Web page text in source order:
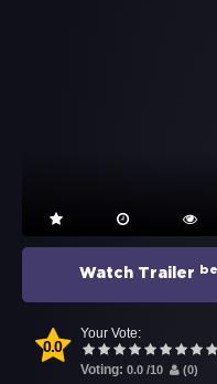
Watch Trailer
0.0
Your Vote:
Voting: 0.0 /10 (0)